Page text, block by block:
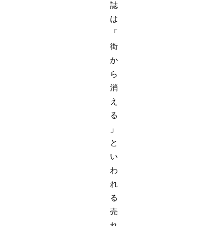
誌
は
「
街
か
ら
消
え
る
」
と
い
わ
れ
る
売